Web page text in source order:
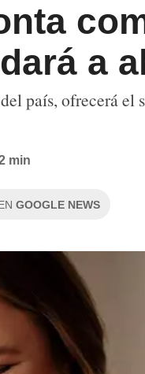
a
país, ofrecerá
min
GOOGLE NEWS